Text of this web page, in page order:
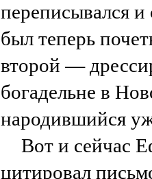
переписывался
был теперь
второй —
богадельне в
народившийся
Вот и сейчас
цитировал